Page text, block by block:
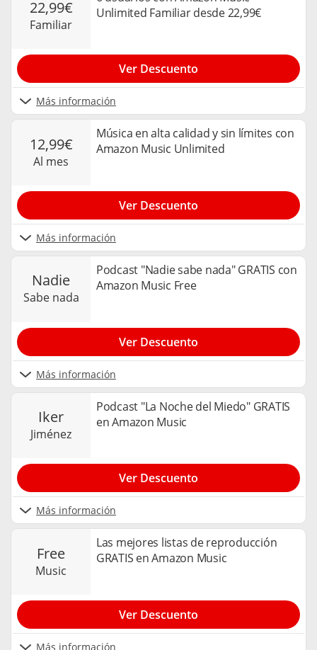
22,99€
familiar
Unlimited Familiar desde 22,99€
Más información
Ver Descuento
12,99€
al mes
Música en alta calidad y sin límites con
Amazon Music Unlimited
Más información
Ver Descuento
nadie
sabe nada
Podcast "Nadie sabe nada" GRATIS con
Amazon Music Free
Más información
Ver Descuento
iker
jiménez
Podcast "La Noche del Miedo" GRATIS
en Amazon Music
Más información
Ver Descuento
free
music
Las mejores listas de reproducción
GRATIS en Amazon Music
Más información
Ver Descuento